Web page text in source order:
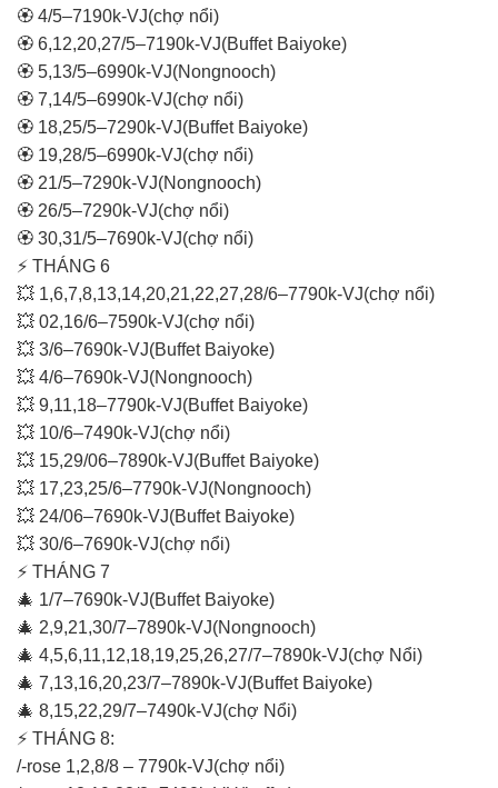
🏵 4/5–7190k-VJ(chợ nổi)
🏵 6,12,20,27/5–7190k-VJ(Buffet Baiyoke)
🏵 5,13/5–6990k-VJ(Nongnooch)
🏵 7,14/5–6990k-VJ(chợ nổi)
🏵 18,25/5–7290k-VJ(Buffet Baiyoke)
🏵 19,28/5–6990k-VJ(chợ nổi)
🏵 21/5–7290k-VJ(Nongnooch)
🏵 26/5–7290k-VJ(chợ nổi)
🏵 30,31/5–7690k-VJ(chợ nổi)
⚡ THÁNG 6
💥 1,6,7,8,13,14,20,21,22,27,28/6–7790k-VJ(chợ nổi)
💥 02,16/6–7590k-VJ(chợ nổi)
💥 3/6–7690k-VJ(Buffet Baiyoke)
💥 4/6–7690k-VJ(Nongnooch)
💥 9,11,18–7790k-VJ(Buffet Baiyoke)
💥 10/6–7490k-VJ(chợ nổi)
💥 15,29/06–7890k-VJ(Buffet Baiyoke)
💥 17,23,25/6–7790k-VJ(Nongnooch)
💥 24/06–7690k-VJ(Buffet Baiyoke)
💥 30/6–7690k-VJ(chợ nổi)
⚡ THÁNG 7
🎄 1/7–7690k-VJ(Buffet Baiyoke)
🎄 2,9,21,30/7–7890k-VJ(Nongnooch)
🎄 4,5,6,11,12,18,19,25,26,27/7–7890k-VJ(chợ Nổi)
🎄 7,13,16,20,23/7–7890k-VJ(Buffet Baiyoke)
🎄 8,15,22,29/7–7490k-VJ(chợ Nổi)
⚡ THÁNG 8:
/-rose 1,2,8/8 – 7790k-VJ(chợ nổi)